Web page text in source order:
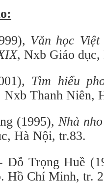
Văn học
, Nxb Giáo
Tìm hiểu
Nxb Thanh Niên,
(1995), Nhà
Hà Nội, tr.83.
Đỗ Trọng Huề
Hồ Chí Minh, tr.